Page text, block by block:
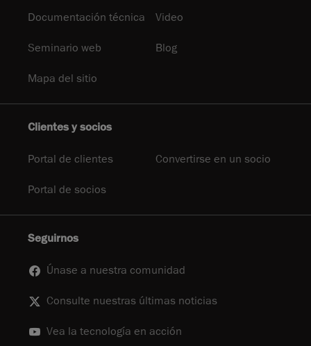
Documentación técnica Video
Seminario web Blog
Mapa del sitio
Clientes y socios
Portal de clientes Convertirse en un socio
Portal de socios
Seguirnos
Únase a nuestra comunidad
Consulte nuestras últimas noticias
Vea la tecnología en acción